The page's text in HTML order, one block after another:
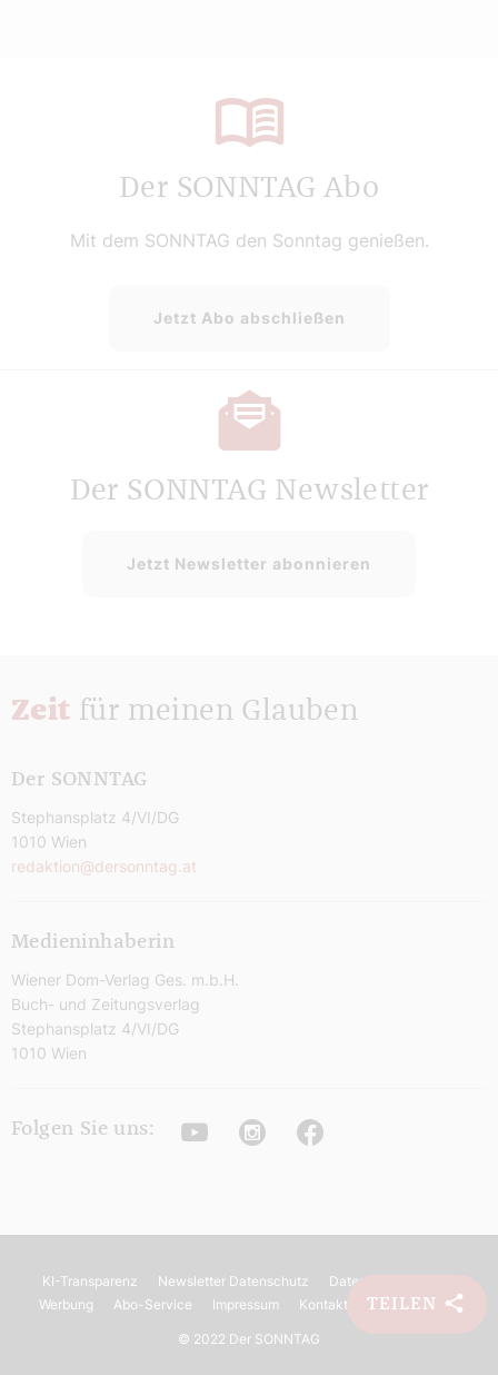
TEILEN
Der SONNTAG Abo
Mit dem SONNTAG den Sonntag genießen.
Jetzt Abo abschließen
Der SONNTAG Newsletter
Jetzt Newsletter abonnieren
Zeit für meinen Glauben
Der SONNTAG
Stephansplatz 4/VI/DG
1010 Wien
redaktion@dersonntag.at
Medieninhaberin
Wiener Dom-Verlag Ges. m.b.H.
Buch- und Zeitungsverlag
Stephansplatz 4/VI/DG
1010 Wien
Folgen Sie uns: YoutubeInstagramFacebook
KI-Transparenz Newsletter Datenschutz Datenschutz
Werbung
Abo-Service Impressum Kontakt Barrierefreiheit
© 2022 Der SONNTAG